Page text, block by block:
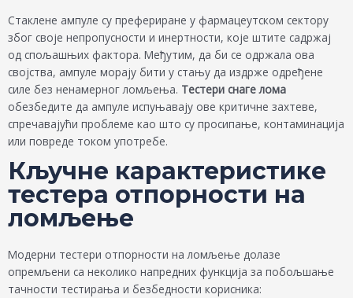
Стаклене ампуле су префериране у фармацеутском сектору
због своје непропусности и инертности, које штите садржај
од спољашњих фактора. Међутим, да би се одржала ова
својства, ампуле морају бити у стању да издрже одређене
силе без ненамерног ломљења. Тестери снаге лома
обезбедите да ампуле испуњавају ове критичне захтеве,
спречавајући проблеме као што су просипање, контаминација
или повреде током употребе.
Кључне карактеристике
тестера отпорности на
ломљење
Модерни тестери отпорности на ломљење долазе
опремљени са неколико напредних функција за побољшање
тачности тестирања и безбедности корисника: